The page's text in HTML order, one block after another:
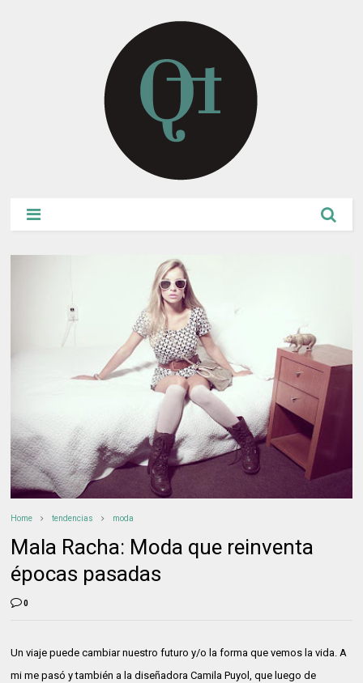
Home tendencias moda
Mala Racha: Moda que reinventa
épocas pasadas
0
Un viaje puede cambiar nuestro futuro y/o la forma que vemos la vida. A
mi me pasó y también a la diseñadora Camila Puyol, que luego de